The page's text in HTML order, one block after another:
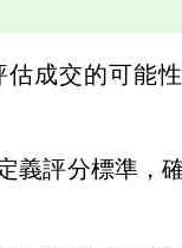
成交的可能
義評分標準，